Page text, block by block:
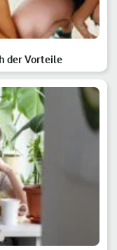
der Vorteile